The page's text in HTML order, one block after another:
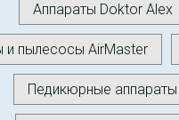
Аппараты Doktor Alex
и пылесосы AirMaster
Педикюрные аппараты